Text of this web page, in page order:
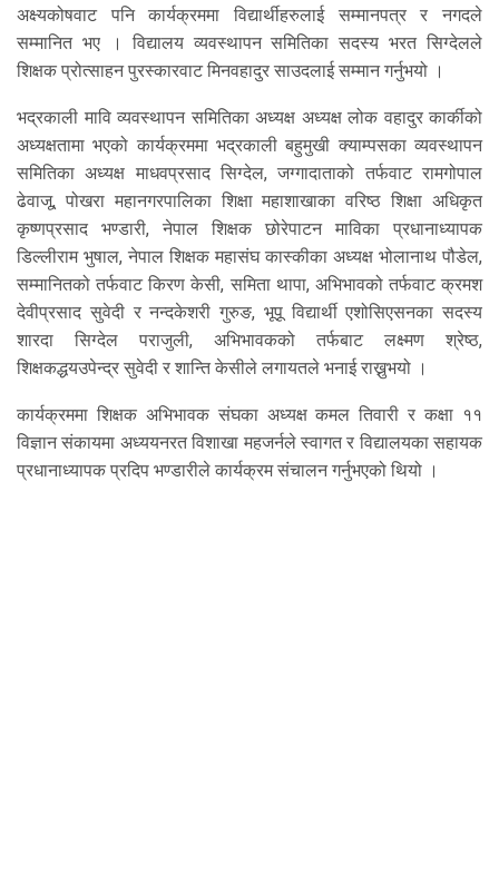
अक्ष्यकोषवाट पनि कार्यक्रममा विद्यार्थीहरुलाई सम्मानपत्र र नगदले
सम्मानित भए । विद्यालय व्यवस्थापन समितिका सदस्य भरत सिग्देलले
शिक्षक प्रोत्साहन पुरस्कारवाट मिनवहादुर साउदलाई सम्मान गर्नुभयो ।
भद्रकाली मावि व्यवस्थापन समितिका अध्यक्ष अध्यक्ष लोक वहादुर कार्कीको
अध्यक्षतामा भएको कार्यक्रममा भद्रकाली बहुमुखी क्याम्पसका व्यवस्थापन
समितिका अध्यक्ष माधवप्रसाद सिग्देल, जग्गादाताको तर्फवाट रामगोपाल
ढेवाजू, पोखरा महानगरपालिका शिक्षा महाशाखाका वरिष्ठ शिक्षा अधिकृत
कृष्णप्रसाद भण्डारी, नेपाल शिक्षक छोरेपाटन माविका प्रधानाध्यापक
डिल्लीराम भुषाल, नेपाल शिक्षक महासंघ कास्कीका अध्यक्ष भोलानाथ पौडेल,
सम्मानितको तर्फवाट किरण केसी, समिता थापा, अभिभावको तर्फवाट क्रमश
देवीप्रसाद सुवेदी र नन्दकेशरी गुरुङ, भूपू विद्यार्थी एशोसिएसनका सदस्य
शारदा सिग्देल पराजुली, अभिभावकको तर्फबाट लक्ष्मण श्रेष्ठ,
शिक्षकद्धयउपेन्द्र सुवेदी र शान्ति केसीले लगायतले भनाई राख्नुभयो ।
कार्यक्रममा शिक्षक अभिभावक संघका अध्यक्ष कमल तिवारी र कक्षा ११
विज्ञान संकायमा अध्ययनरत विशाखा महजर्नले स्वागत र विद्यालयका सहायक
प्रधानाध्यापक प्रदिप भण्डारीले कार्यक्रम संचालन गर्नुभएको थियो ।